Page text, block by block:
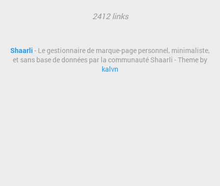
2412 links
Shaarli - Le gestionnaire de marque-page personnel, minimaliste,
et sans base de données par la communauté Shaarli - Theme by
kalvn